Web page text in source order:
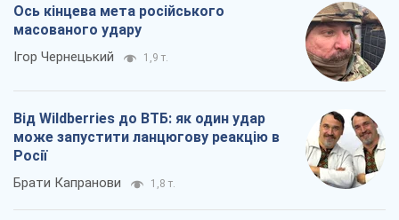
Ось кінцева мета російського
масованого удару
Ігор Чернецький 1,9 т.
Від Wildberries до ВТБ: як один удар
може запустити ланцюгову реакцію в
Росії
Брати Капранови 1,8 т.